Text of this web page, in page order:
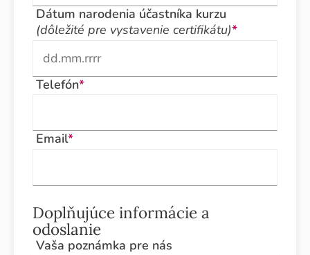
Dátum narodenia účastníka kurzu
(dôležité pre vystavenie certifikátu)*
Telefón*
Email*
Doplňujúce informácie a
odoslanie
Vaša poznámka pre nás